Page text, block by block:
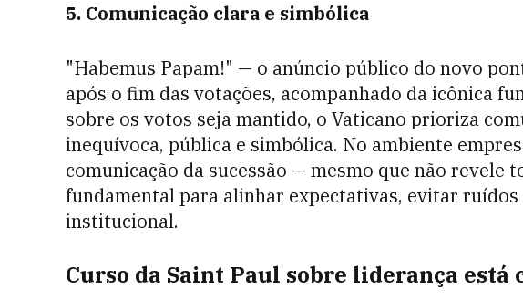
5. Comunicação clara e simbólica
"Habemus Papam!" — o anúncio público do novo
após o fim das votações, acompanhado da icônica
sobre os votos seja mantido, o Vaticano prioriza
inequívoca, pública e simbólica. No ambiente
comunicação da sucessão — mesmo que não revele
fundamental para alinhar expectativas, evitar
institucional.
Curso da Saint Paul sobre liderança está